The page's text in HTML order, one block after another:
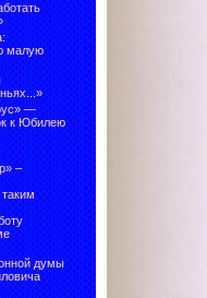
малую
—
к Юбилею
–
думы